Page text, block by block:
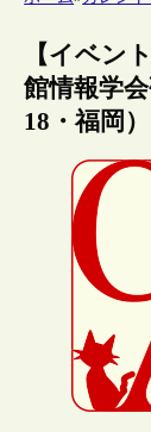
【イベン
館情報学
18・福岡）